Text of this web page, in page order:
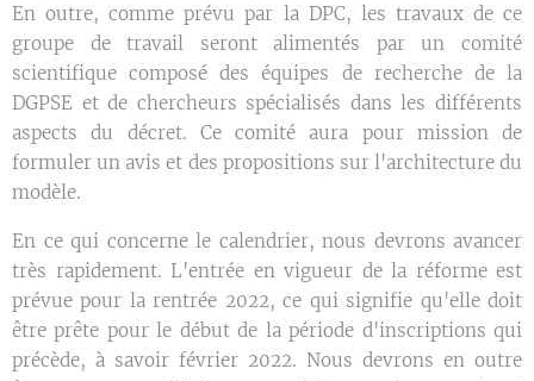
En outre, comme prévu par la DPC, les travaux de ce
groupe de travail seront alimentés par un comité
scientifique composé des équipes de recherche de la
DGPSE et de chercheurs spécialisés dans les différents
aspects du décret. Ce comité aura pour mission de
formuler un avis et des propositions sur l'architecture du
modèle.
En ce qui concerne le calendrier, nous devrons avancer
très rapidement. L'entrée en vigueur de la réforme est
prévue pour la rentrée 2022, ce qui signifie qu'elle doit
être prête pour le début de la période d'inscriptions qui
précède, à savoir février 2022. Nous devrons en outre